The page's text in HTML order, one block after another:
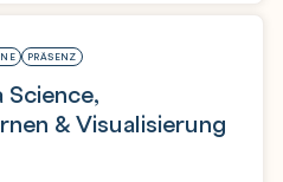
PRÄSENZ
& Visualisierung